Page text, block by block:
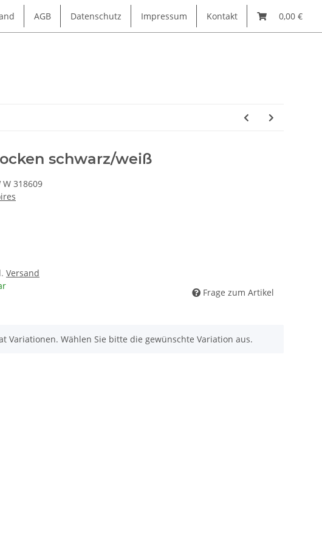
AGB Datenschutz Impressum Kontakt 0,00 €
schwarz/weiß
W 318609
Versand
Frage zum Artikel
Variationen. Wählen Sie bitte die gewünschte Variation aus.